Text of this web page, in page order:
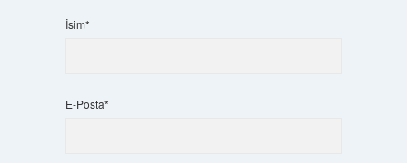
İsim*
E-Posta*